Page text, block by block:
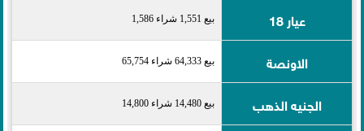
عيار 18 بيع 1,551 شراء 1,586
الاونصة بيع 64,333 شراء 65,754
الجنيه الذهب بيع 14,480 شراء 14,800